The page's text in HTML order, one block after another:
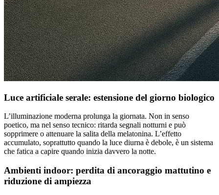
Luce artificiale serale: estensione del giorno biologico
L’illuminazione moderna prolunga la giornata. Non in senso
poetico, ma nel senso tecnico: ritarda segnali notturni e può
sopprimere o attenuare la salita della melatonina. L’effetto
accumulato, soprattutto quando la luce diurna è debole, è un sistema
che fatica a capire quando inizia davvero la notte.
Ambienti indoor: perdita di ancoraggio mattutino e
riduzione di ampiezza